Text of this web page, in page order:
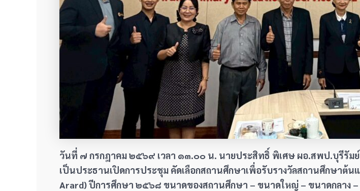
วันที่ ๗ กรกฎาคม ๒๕๖๙ เวลา ๑๓.๐๐ น. นายประสิทธิ์ พิเศษ ผอ.สพป.บุรีรัม
เป็นประธานเปิดการประชุม คัดเลือกสถานศึกษาเพื่อรับรางวัลสถานศึกษาต้น
Arard) ปีการศึกษา ๒๕๖๘ ขนาดของสถานศึกษา – ขนาดใหญ่ – ขนาดกลาง